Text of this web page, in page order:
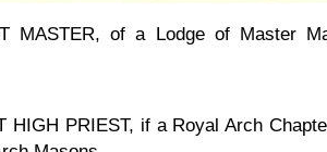
MASTER, of a Lodge of Master
HIGH PRIEST, if a Royal Arch